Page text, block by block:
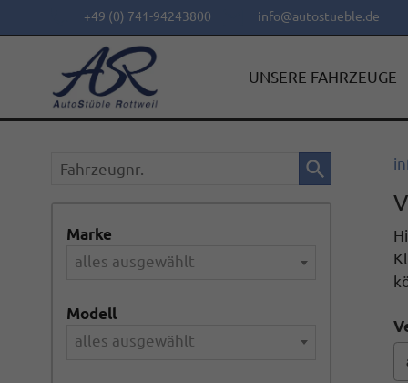
+49 (0) 741-94243800 info@autostueble.de
UNSERE FAHRZEUGE
Fahrzeugnr.
Marke
alles ausgewählt
Modell
alles ausgewählt